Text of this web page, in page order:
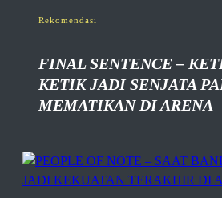
Rekomendasi
FINAL SENTENCE –
KETIK JADI SENJATA
MEMATIKAN DI ARENA